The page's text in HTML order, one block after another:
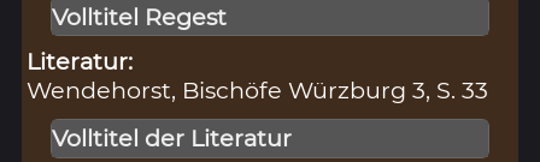
Volltitel Regest
Literatur:
Wendehorst, Bischöfe Würzburg 3, S. 33
Volltitel der Literatur